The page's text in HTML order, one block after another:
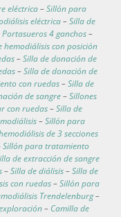
eléctrica–Sillón para
eléctrica–Silla de
Portasueros 4 ganchos–
hemodiálisis con posición
–Silla de donación de
–Silla de donación de
con ruedas–Silla de
de sangre–Sillones
con ruedas–Silla de
–Sillón para
de 3 secciones
Sillón para tratamiento
de extracción de sangre
–Silla de diálisis–Silla de
con ruedas–Sillón para
Trendelenburg–
– Camilla de